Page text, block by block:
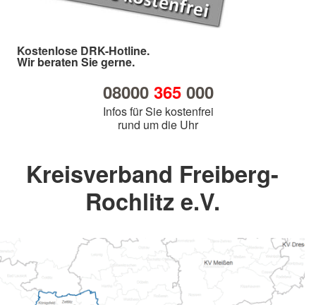
Kostenlose DRK-Hotline.
Wir beraten Sie gerne.
08000 365000
Infos für Sie kostenfrei
rund um die Uhr
Kreisverband Freiberg-
Rochlitz e.V.